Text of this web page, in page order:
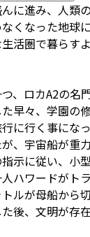
に進み、人類
くなった地球
活圏で暮らす
、ロカA2の名
早々、学園の
に行く事にな
、宇宙船が重
示に従い、小
ハワードがト
ルが母船から
後、文明が存